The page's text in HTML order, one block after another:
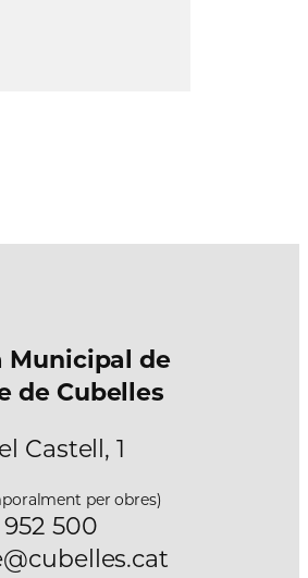
Municipal de
de Cubelles
Castell, 1
per obres)
952 500